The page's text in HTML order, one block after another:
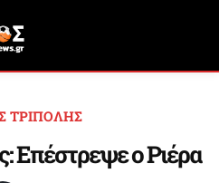
ΤΡΙΠΟΛΗΣ
Επέστρεψε ο Ριέρα